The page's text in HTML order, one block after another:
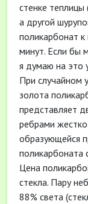
стенке
а другой
поликарбонат к
минут. Если бы
я думаю на это
При случайном
золота
представляет
ребрами
образующейся
поликарбоната
Цена
стекла. Пару
88% света